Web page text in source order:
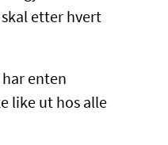
etter hvert
enten
like ut hos alle